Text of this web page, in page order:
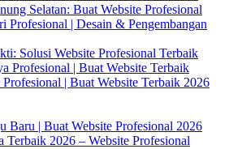
Selatan: Buat Website Profesional
Profesional | Desain & Pengembangan
Solusi Website Profesional Terbaik
Profesional | Buat Website Terbaik
| Buat Website Terbaik 2026
Baru | Buat Website Profesional 2026
Terbaik 2026 – Website Profesional